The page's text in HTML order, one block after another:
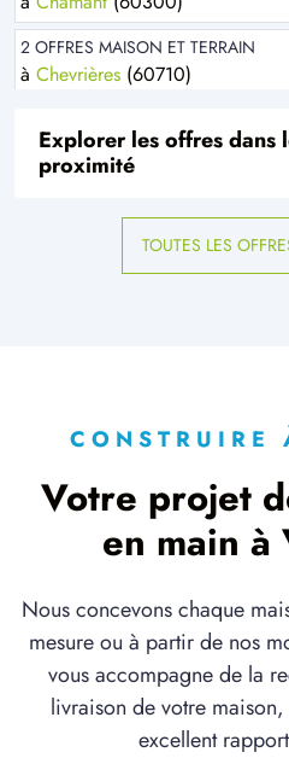
2 OFFRES MAISON ET TERRAIN
à Chevrières (60710)
Choisy-au-Bac(60750)
(60200)
Lachelle(60190)
5 OFFRES MAISON ET TERRAIN
Lacroix-Saint-Ouen(60610)
1 OFFRE MAISON ET TERRAIN
1 OFFRE MAISON ET TERRAIN
àMonchy-Humières(60113)
1 OFFRE MAISON ET TERRAIN
Pont-Sainte-Maxence (60700)
Explorer les offres dans
proximité
TOUTES LES
CONSTRUIRE
Votre projet
en main
Nous concevons chaque
mesure ou à partir de nos
vous accompagne de la
livraison de votre
excellent